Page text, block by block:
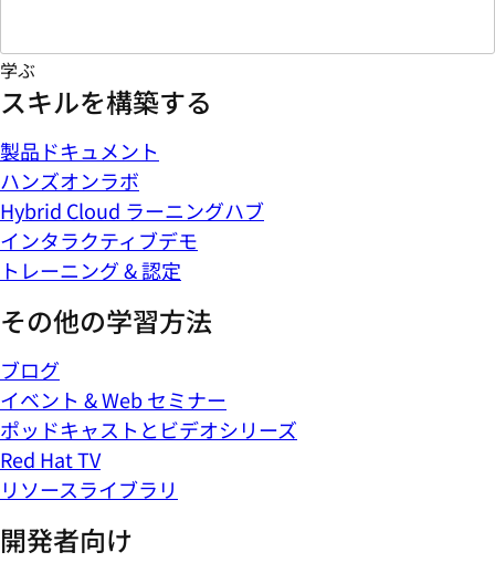
学ぶ
スキルを構築する
製品ドキュメント
ハンズオンラボ
Hybrid Cloud ラーニングハブ
インタラクティブデモ
トレーニング & 認定
その他の学習方法
ブログ
イベント & Web セミナー
ポッドキャストとビデオシリーズ
Red Hat TV
リソースライブラリ
開発者向け